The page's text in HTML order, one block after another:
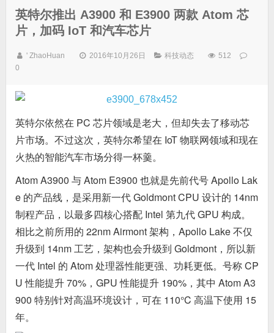
英特尔推出 A3900 和 E3900 两款 Atom 芯
片，加码 IoT 和汽车芯片
' ZhaoHuan 2016年10月26日 科技动态
512
0
英特尔依然在 PC 芯片领域是老大，但却失去了移动芯
片市场。不过这次，英特尔希望在 IoT 物联网领域和现在
火热的智能汽车市场分得一杯羹。
Atom A3900 与 Atom E3900 也就是先前代号 Apollo Lak
e 的产品线，是采用新一代 Goldmont CPU 设计的 14nm
制程产品，以最多四核心搭配 Intel 第九代 GPU 构成。
相比之前所用的 22nm Airmont 架构，Apollo Lake 不仅
升级到 14nm 工艺，架构也会升级到 Goldmont，所以新
一代 Intel 的 Atom 处理器性能更强、功耗更低。号称 CP
U 性能提升 70%，GPU 性能提升 190%，其中 Atom A3
900 特别针对高温环境设计，可在 110°C 高温下使用 15
年。